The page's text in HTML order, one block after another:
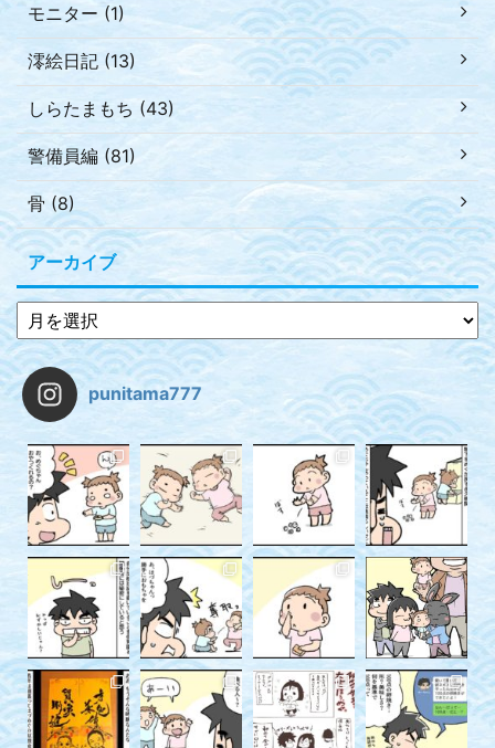
モニター (1)
澪絵日記 (13)
しらたまもち (43)
警備員編 (81)
骨 (8)
アーカイブ
punitama777